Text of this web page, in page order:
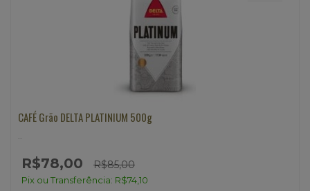
CAFÉ Grão DELTA PLATINIUM 500g
R$78,00 R$85,00
Pix ou Transferência: R$74,10